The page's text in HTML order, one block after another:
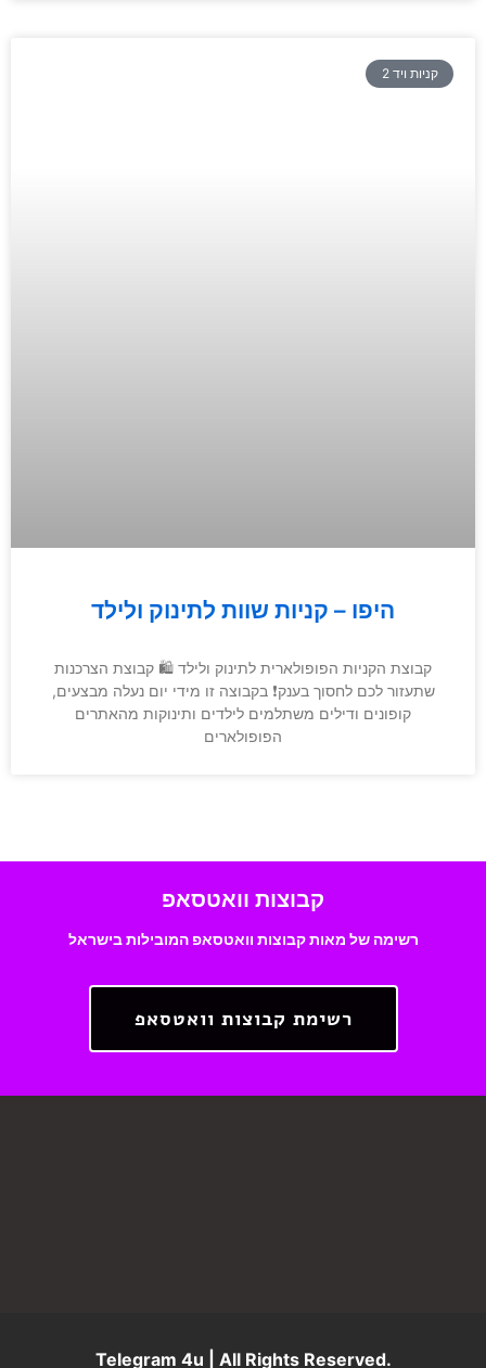
קניות ויד 2
היפו – קניות שוות לתינוק ולילד
קבוצת הקניות הפופולארית לתינוק ולילד 🛍 קבוצת הצרכנות
שתעזור לכם לחסוך בענק❗️ בקבוצה זו מידי יום נעלה מבצעים,
קופונים ודילים משתלמים לילדים ותינוקות מהאתרים
הפופולארים
קבוצות וואטסאפ
רשימה של מאות קבוצות וואטסאפ המובילות בישראל
רשימת קבוצות וואטסאפ
Telegram 4u | All Rights Reserved.